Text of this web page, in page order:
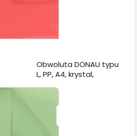
Obwoluta DONAU typu
L, PP, A4, krystal,